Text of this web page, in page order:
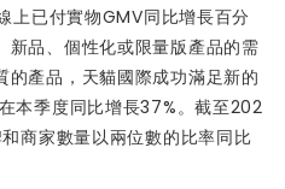
上已付實物GMV同比增長百分
新品、個性化或限量版產品的需
產品，天貓國際成功滿足新的
本季度同比增長37%。截至202
商家數量以兩位數的比率同比